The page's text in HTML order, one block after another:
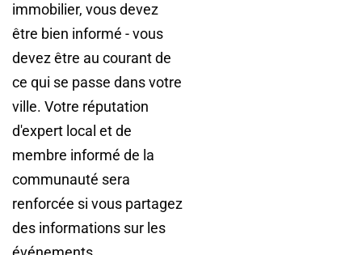
immobilier, vous devez
être bien informé - vous
devez être au courant de
ce qui se passe dans votre
ville. Votre réputation
d'expert local et de
membre informé de la
communauté sera
renforcée si vous partagez
des informations sur les